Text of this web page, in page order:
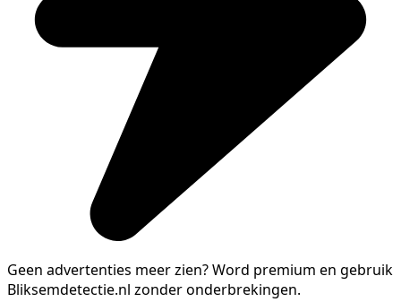
Geen advertenties meer zien?Word premium en gebruik
Bliksemdetectie.nl zonder onderbrekingen.